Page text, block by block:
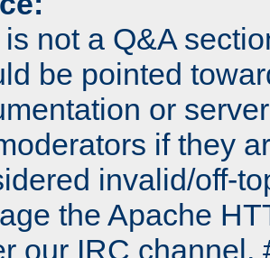
not a Q&A
be pointed
or
if they
invalid/off-
the Apache
our IRC channel,